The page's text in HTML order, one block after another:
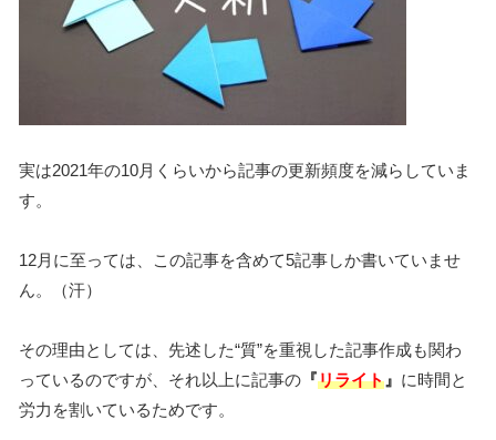
実は2021年の10月くらいから記事の更新頻度を減らしていま
す。
12月に至っては、この記事を含めて5記事しか書いていませ
ん。（汗）
その理由としては、先述した“質”を重視した記事作成も関わ
っているのですが、それ以上に記事の 『リライト 』 に時間と
労力を割いているためです。